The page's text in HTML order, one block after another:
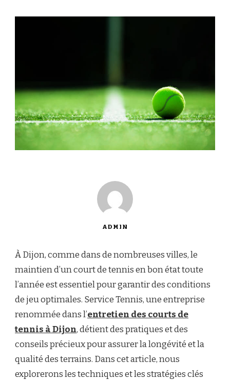
ADMIN
À Dijon, comme dans de nombreuses villes, le
maintien d’un court de tennis en bon état toute
l’année est essentiel pour garantir des conditions
de jeu optimales. Service Tennis, une entreprise
renommée dans l’entretien des courts de
tennis à Dijon, détient des pratiques et des
conseils précieux pour assurer la longévité et la
qualité des terrains. Dans cet article, nous
explorerons les techniques et les stratégies clés